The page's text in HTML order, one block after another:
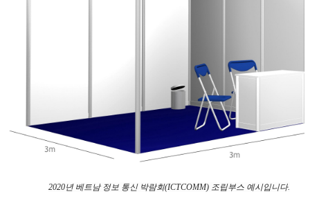
2020년 베트남 정보 통신 박람회(ICTCOMM) 조립부스 예시입니다.